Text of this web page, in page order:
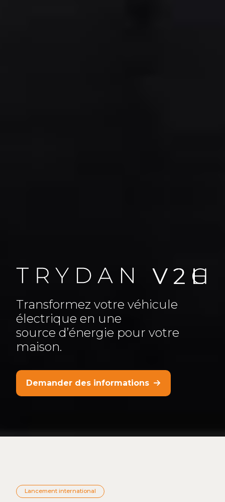
Transformez votre véhicule
électrique en une
source d’énergie pour votre
maison.
Demander des informations
Lancement international